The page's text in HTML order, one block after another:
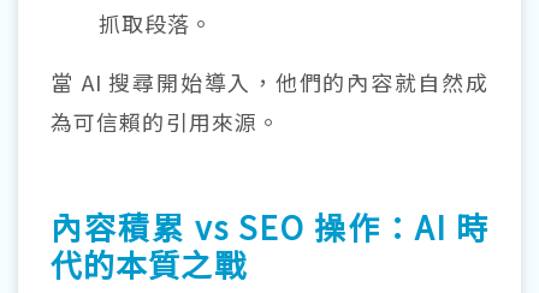
抓取段落。
當 AI 搜尋開始導入，他們的內容就自然成
為可信賴的引用來源。
內容積累 vs SEO 操作：AI 時
代的本質之戰